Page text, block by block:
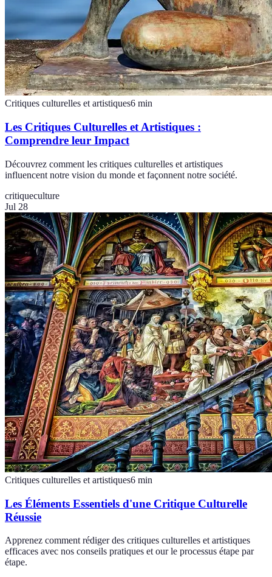
Critiques culturelles et artistiques6 min
Les Critiques Culturelles et Artistiques :
Comprendre leur Impact
Découvrez comment les critiques culturelles et artistiques
influencent notre vision du monde et façonnent notre société.
critiqueculture
Jul 28
Critiques culturelles et artistiques6 min
Les Éléments Essentiels d'une Critique Culturelle
Réussie
Apprenez comment rédiger des critiques culturelles et artistiques
efficaces avec nos conseils pratiques et our le processus étape par
étape.